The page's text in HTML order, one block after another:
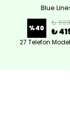
Blue
%40
₺
₺
27 Telefon